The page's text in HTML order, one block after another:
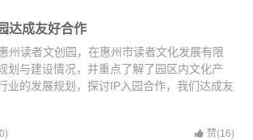
达成友好合作
州读者文创园，在惠州市读者文化发展有限
划与建设情况，并重点了解了园区内文化产
业的发展规划，探讨IP入园合作，我们达成友
赞(16)